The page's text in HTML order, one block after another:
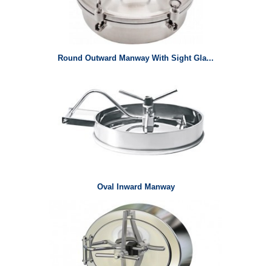
Round Outward Manway With Sight Gla...
Oval Inward Manway